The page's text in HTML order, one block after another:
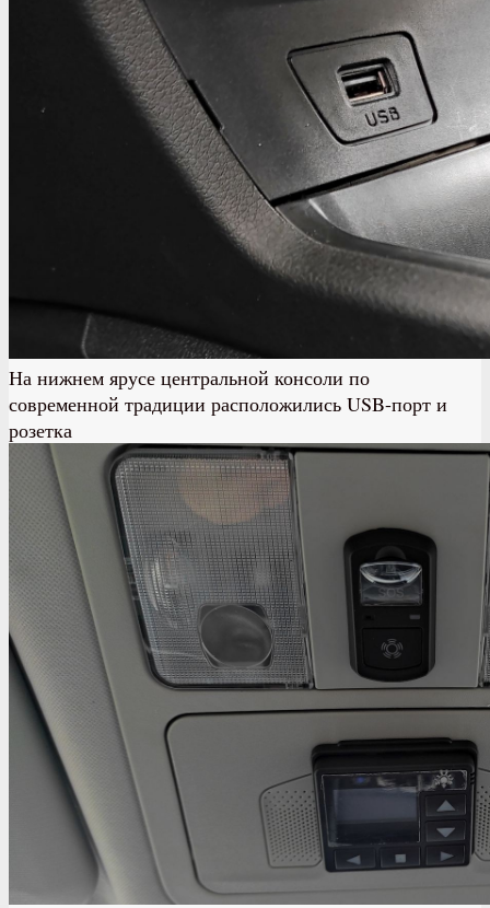
На нижнем ярусе центральной консоли по
современной традиции расположились USB-порт и
розетка